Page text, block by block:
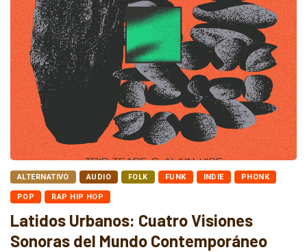
ALTERNATIVO AUDIO FOLK FUNK INDIE PHONK
POP RAP HIP HOP
Latidos Urbanos: Cuatro Visiones
Sonoras del Mundo Contemporáneo